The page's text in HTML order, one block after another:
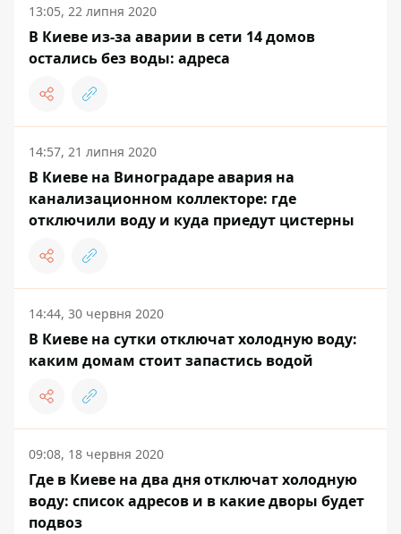
13:05, 22 липня 2020
В Киеве из-за аварии в сети 14 домов
остались без воды: адреса
14:57, 21 липня 2020
В Киеве на Виноградаре авария на
канализационном коллекторе: где
отключили воду и куда приедут цистерны
14:44, 30 червня 2020
В Киеве на сутки отключат холодную воду:
каким домам стоит запастись водой
09:08, 18 червня 2020
Где в Киеве на два дня отключат холодную
воду: список адресов и в какие дворы будет
подвоз